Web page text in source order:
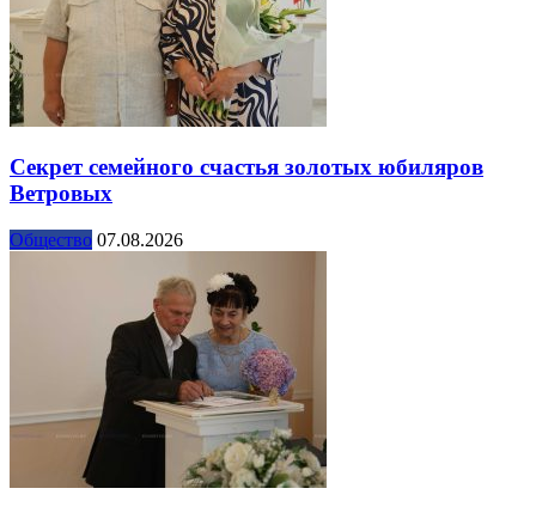
Секрет семейного счастья золотых юбиляров
Ветровых
Общество 07.08.2026